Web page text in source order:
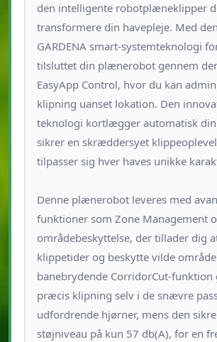
den intelligente robotplæneklipper
transformere din havepleje. Med
GARDENA smart-systemteknologi
tilsluttet din plænerobot gennem
EasyApp Control, hvor du kan
klipning uanset lokation. Den
teknologi kortlægger automatisk din
sikrer en skræddersyet
tilpasser sig hver haves unikke
Denne plænerobot leveres med
funktioner som Zone Management
områdebeskyttelse, der tillader dig
klippetider og beskytte vilde
banebrydende CorridorCut-funktion
præcis klipning selv i de snævre
udfordrende hjørner, mens den
støjniveau på kun 57 db(A), for en